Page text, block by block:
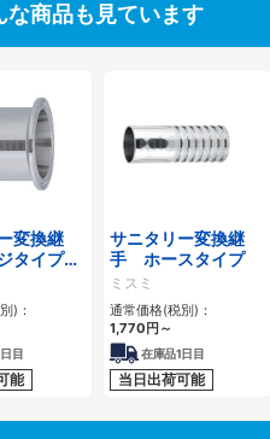
な商品も見ています
変換継
タイプ
ェルール
)：
目
能
サニタリー変換継
手 ホースタイプ
ミスミ
通常価格(税別)：
1,770円 ～
在庫品1日目
当日出荷可能